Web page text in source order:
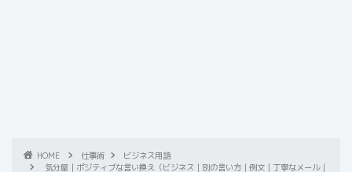
HOME 仕事術
ビジネス用語
気分屋｜ポジティブな言い換え（ビジネス｜別の言い方｜例文｜丁寧なメール｜